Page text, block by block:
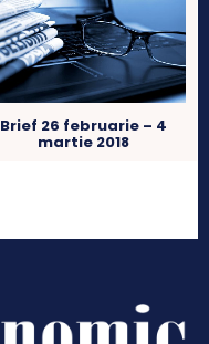
Brief 26 februarie – 4
martie 2018